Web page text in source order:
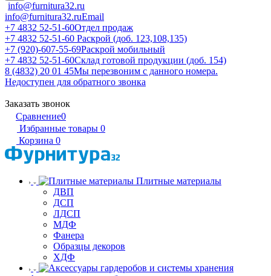
info@furnitura32.ru
info@furnitura32.ruEmail
+7 4832 52-51-60Отдел продаж
+7 4832 52-51-60 Раскрой (доб. 123,108,135)
+7 (920)-607-55-69Раскрой мобильный
+7 4832 52-51-60Склад готовой продукции (доб. 154)
8 (4832) 20 01 45Мы перезвоним с данного номера.
Недоступен для обратного звонка
Заказать звонок
Сравнение0
Избранные товары 0
Корзина 0
Плитные материалы
ДВП
ДСП
ЛДСП
МДФ
Фанера
Образцы декоров
ХДФ